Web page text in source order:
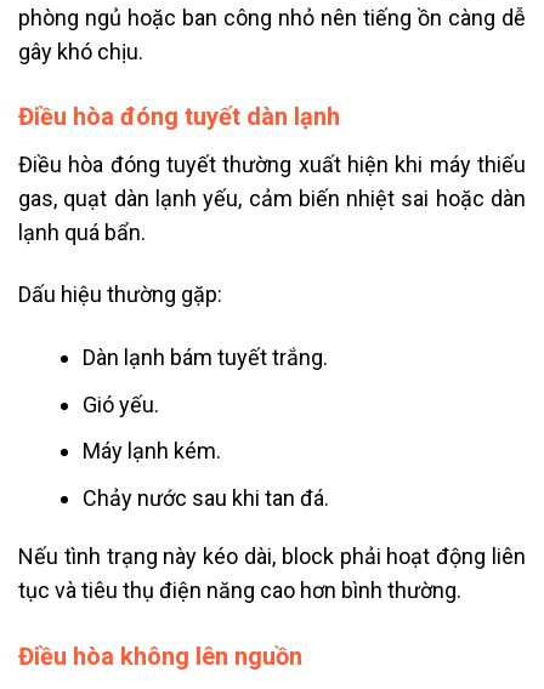
phòng ngủ hoặc ban công nhỏ nên tiếng ồn càng dễ
gây khó chịu.
Điều hòa đóng tuyết dàn lạnh
Điều hòa đóng tuyết thường xuất hiện khi máy thiếu
gas, quạt dàn lạnh yếu, cảm biến nhiệt sai hoặc dàn
lạnh quá bẩn.
Dấu hiệu thường gặp:
Dàn lạnh bám tuyết trắng.
Gió yếu.
Máy lạnh kém.
Chảy nước sau khi tan đá.
Nếu tình trạng này kéo dài, block phải hoạt động liên
tục và tiêu thụ điện năng cao hơn bình thường.
Điều hòa không lên nguồn